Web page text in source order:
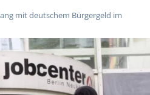
mit deutschem Bürgergeld im